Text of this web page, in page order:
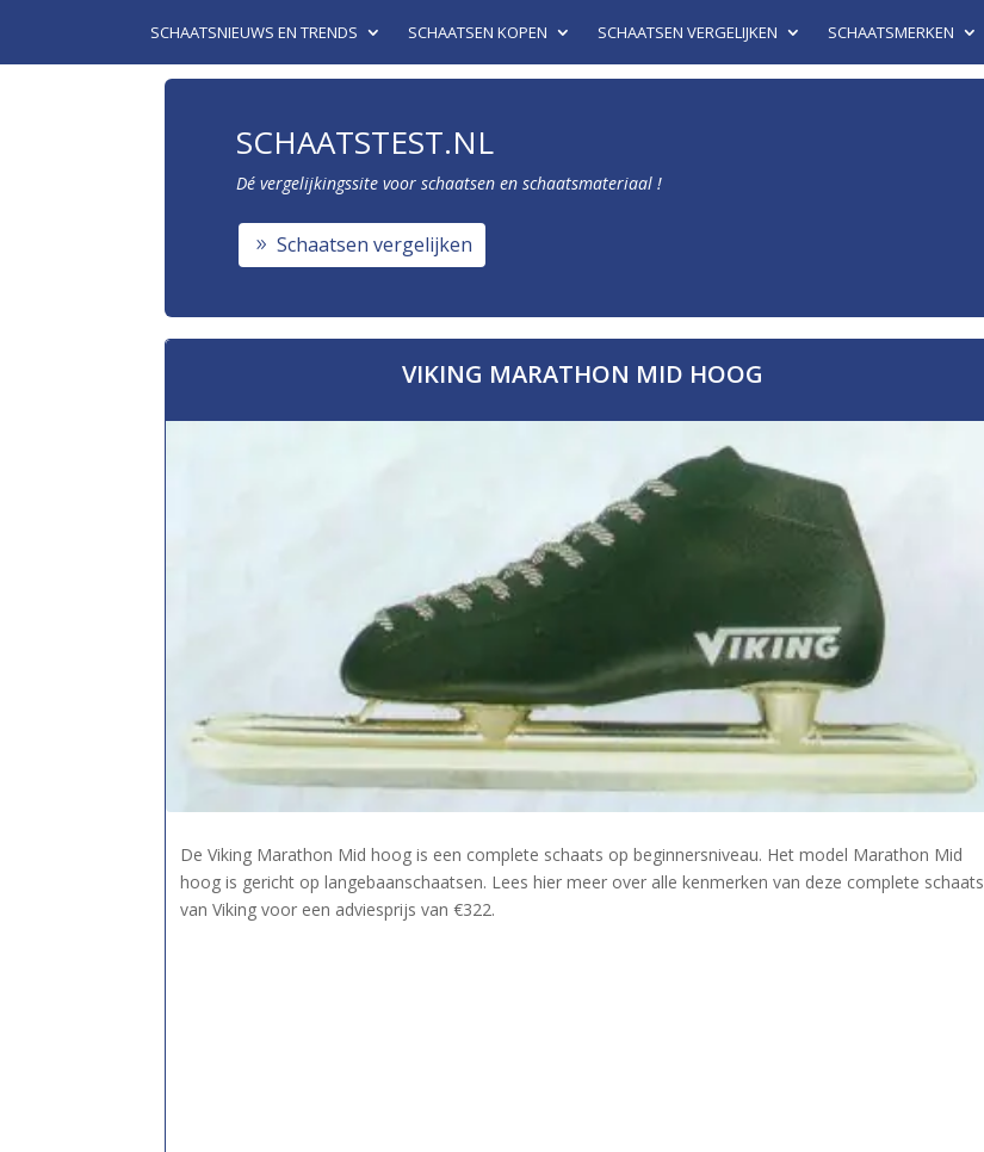
SCHAATSNIEUWS EN TRENDS SCHAATSEN KOPEN SCHAATSEN VERGELIJKEN SCHAATSMERKEN
SCHAATSTEST.NL
Dé vergelijkingssite voor schaatsen en schaatsmateriaal !
Schaatsen vergelijken
VIKING MARATHON MID HOOG
De Viking Marathon Mid hoog is een complete schaats op beginnersniveau. Het model Marathon Mid
hoog is gericht op langebaanschaatsen. Lees hier meer over alle kenmerken van deze complete schaats
van Viking voor een adviesprijs van €322.